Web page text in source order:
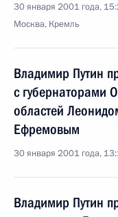
30 января 2001 года,
Москва, Кремль
Владимир Путин
с губернаторами
областей
Ефремовым
30 января 2001 года,
Владимир Путин